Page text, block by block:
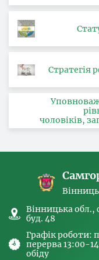
Стратегія
чоловіків,
за ознакою
Вінницька обл.,
буд. 48
Графік роботи:
перерва 13:00-
обіду